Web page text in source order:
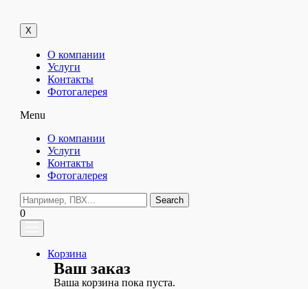
X
О компании
Услуги
Контакты
Фотогалерея
Menu
О компании
Услуги
Контакты
Фотогалерея
Search
0
Корзина
Ваш заказ
Ваша корзина пока пуста.